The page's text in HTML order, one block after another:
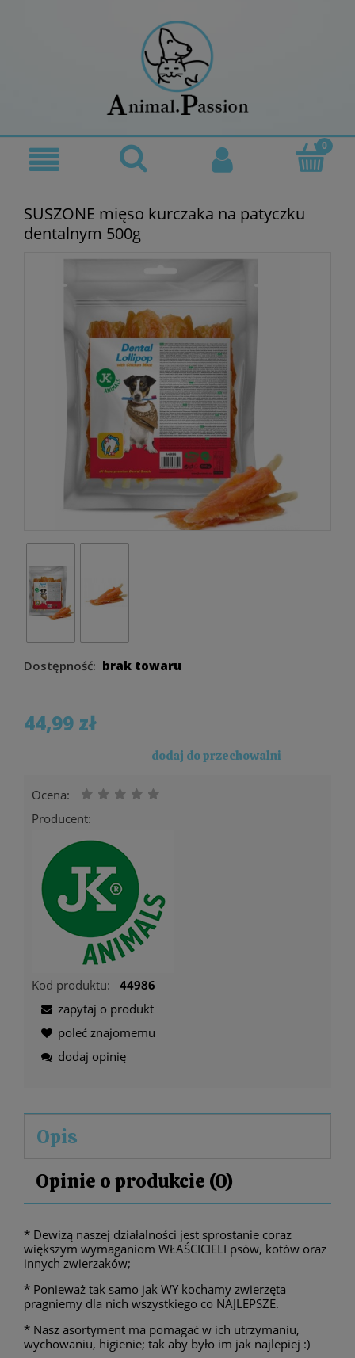
SUSZONE mięso kurczaka na patyczku
dentalnym 500g
Dostępność: brak towaru
44,99 zł
dodaj do przechowalni
Ocena:
Producent:
Kod produktu:
44986
zapytaj o produkt
poleć znajomemu
dodaj opinię
Opis
Opinie o produkcie (0)
* Dewizą naszej działalności jest sprostanie coraz
większym wymaganiom WŁAŚCICIELI psów, kotów oraz
innych zwierzaków;
* Ponieważ tak samo jak WY kochamy zwierzęta
pragniemy dla nich wszystkiego co NAJLEPSZE.
* Nasz asortyment ma pomagać w ich utrzymaniu,
wychowaniu, higienie; tak aby było im jak najlepiej :)